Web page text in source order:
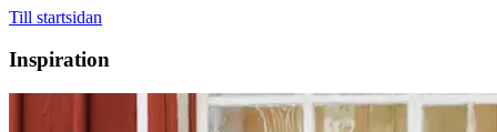
Till startsidan
Inspiration